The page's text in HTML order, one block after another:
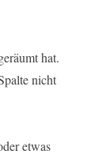
hat.
nicht
etwas